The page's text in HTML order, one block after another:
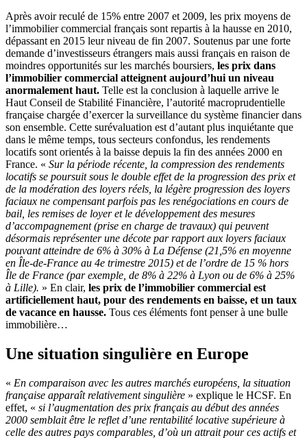
Après avoir reculé de 15% entre 2007 et 2009, les prix moyens de
l’immobilier commercial français sont repartis à la hausse en 2010,
dépassant en 2015 leur niveau de fin 2007. Soutenus par une forte
demande d’investisseurs étrangers mais aussi français en raison de
moindres opportunités sur les marchés boursiers, les prix dans
l’immobilier commercial atteignent aujourd’hui un niveau
anormalement haut. Telle est la conclusion à laquelle arrive le
Haut Conseil de Stabilité Financière, l’autorité macroprudentielle
française chargée d’exercer la surveillance du système financier dans
son ensemble. Cette surévaluation est d’autant plus inquiétante que
dans le même temps, tous secteurs confondus, les rendements
locatifs sont orientés à la baisse depuis la fin des années 2000 en
France. « Sur la période récente, la compression des rendements
locatifs se poursuit sous le double effet de la progression des prix et
de la modération des loyers réels, la légère progression des loyers
faciaux ne compensant parfois pas les renégociations en cours de
bail, les remises de loyer et le développement des mesures
d’accompagnement (prise en charge de travaux) qui peuvent
désormais représenter une décote par rapport aux loyers faciaux
pouvant atteindre de 6% à 30% à La Défense (21,5% en moyenne
en Île-de-France au 4e trimestre 2015) et de l’ordre de 15 % hors
Île de France (par exemple, de 8% à 22% à Lyon ou de 6% à 25%
à Lille). » En clair, les prix de l’immobilier commercial est
artificiellement haut, pour des rendements en baisse, et un taux
de vacance en hausse. Tous ces éléments font penser à une bulle
immobilière…
Une situation singulière en Europe
« En comparaison avec les autres marchés européens, la situation
française apparaît relativement singulière » explique le HCSF. En
effet, « si l’augmentation des prix français au début des années
2000 semblait être le reflet d’une rentabilité locative supérieure à
celle des autres pays comparables, d’où un attrait pour ces actifs et